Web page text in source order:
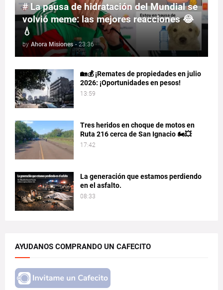
# La pausa de hidratación del Mundial se
volvió meme: las mejores reacciones 😂
💧
by Ahora Misiones - 23:36
🏡💰 ¡Remates de propiedades en julio
2026: ¡Oportunidades en pesos!
13:59
Tres heridos en choque de motos en
Ruta 216 cerca de San Ignacio 🏍️💥
17:42
La generación que estamos perdiendo
en el asfalto.
08:33
AYUDANOS COMPRANDO UN CAFECITO